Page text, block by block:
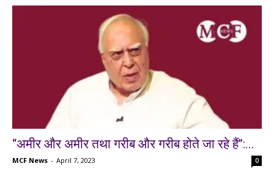
‘‘अमीर और अमीर तथा गरीब और गरीब होते जा रहे हैं’’:...
MCF News - April 7, 2023 0